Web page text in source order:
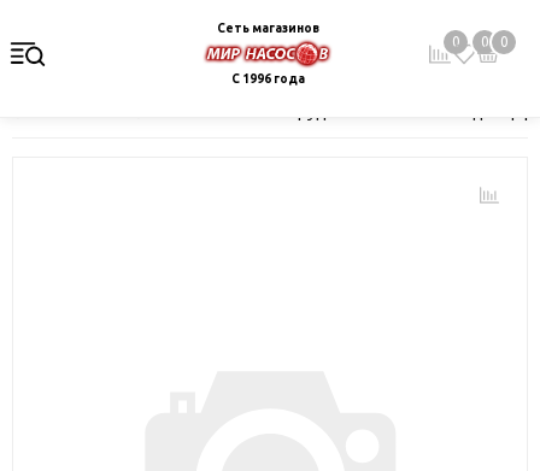
Сеть магазинов
С 1996 года
0 0 0